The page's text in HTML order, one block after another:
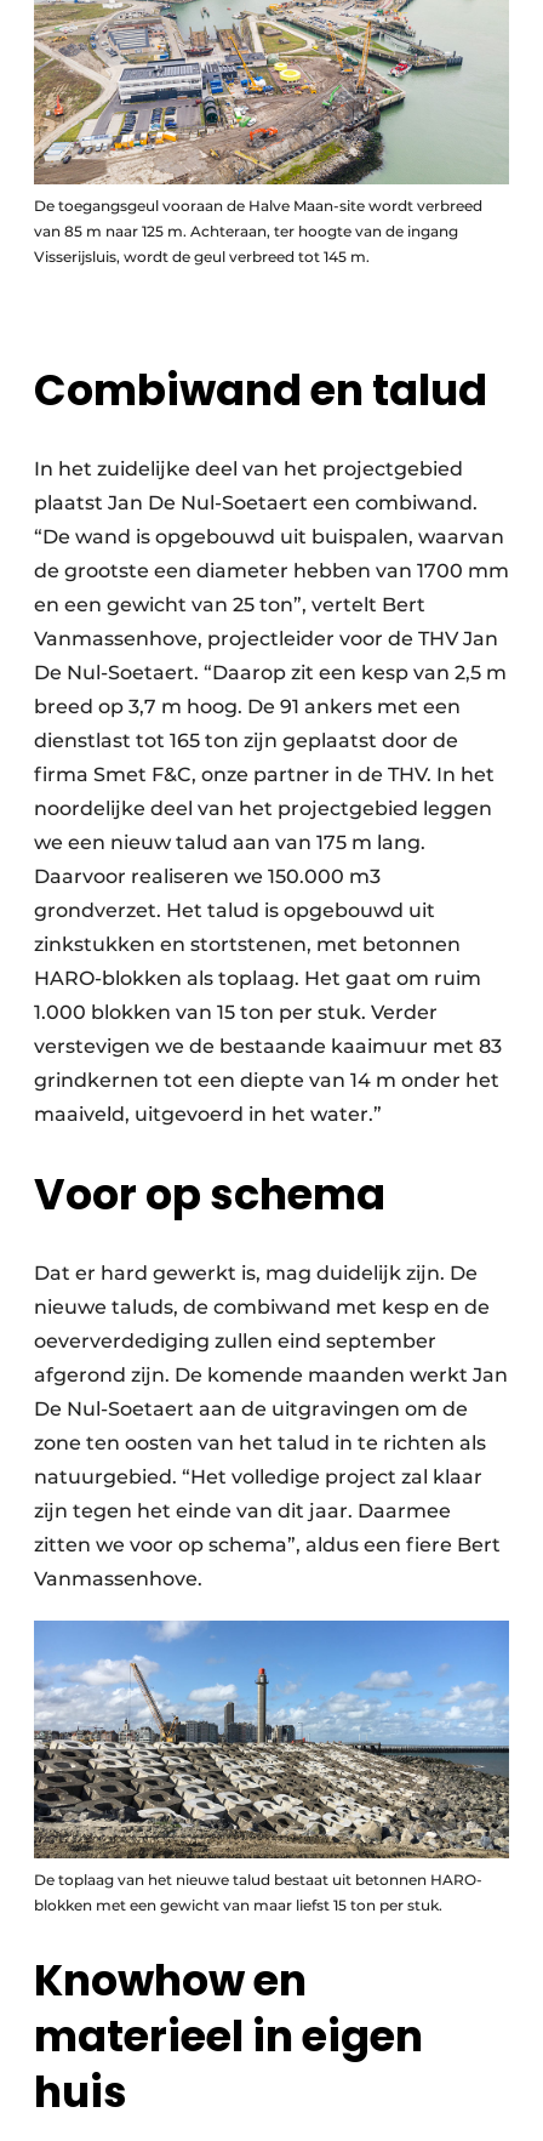
De toegangsgeul vooraan de Halve Maan-site wordt verbreed
van 85 m naar 125 m. Achteraan, ter hoogte van de ingang
Visserijsluis, wordt de geul verbreed tot 145 m.
Combiwand en talud
In het zuidelijke deel van het projectgebied
plaatst Jan De Nul-Soetaert een combiwand.
“De wand is opgebouwd uit buispalen, waarvan
de grootste een diameter hebben van 1700 mm
en een gewicht van 25 ton”, vertelt Bert
Vanmassenhove, projectleider voor de THV Jan
De Nul-Soetaert. “Daarop zit een kesp van 2,5 m
breed op 3,7 m hoog. De 91 ankers met een
dienstlast tot 165 ton zijn geplaatst door de
firma Smet F&C, onze partner in de THV. In het
noordelijke deel van het projectgebied leggen
we een nieuw talud aan van 175 m lang.
Daarvoor realiseren we 150.000 m3
grondverzet. Het talud is opgebouwd uit
zinkstukken en stortstenen, met betonnen
HARO-blokken als toplaag. Het gaat om ruim
1.000 blokken van 15 ton per stuk. Verder
verstevigen we de bestaande kaaimuur met 83
grindkernen tot een diepte van 14 m onder het
maaiveld, uitgevoerd in het water.”
Voor op schema
Dat er hard gewerkt is, mag duidelijk zijn. De
nieuwe taluds, de combiwand met kesp en de
oeververdediging zullen eind september
afgerond zijn. De komende maanden werkt Jan
De Nul-Soetaert aan de uitgravingen om de
zone ten oosten van het talud in te richten als
natuurgebied. “Het volledige project zal klaar
zijn tegen het einde van dit jaar. Daarmee
zitten we voor op schema”, aldus een fiere Bert
Vanmassenhove.
De toplaag van het nieuwe talud bestaat uit betonnen HARO-
blokken met een gewicht van maar liefst 15 ton per stuk.
Knowhow en
materieel in eigen
huis